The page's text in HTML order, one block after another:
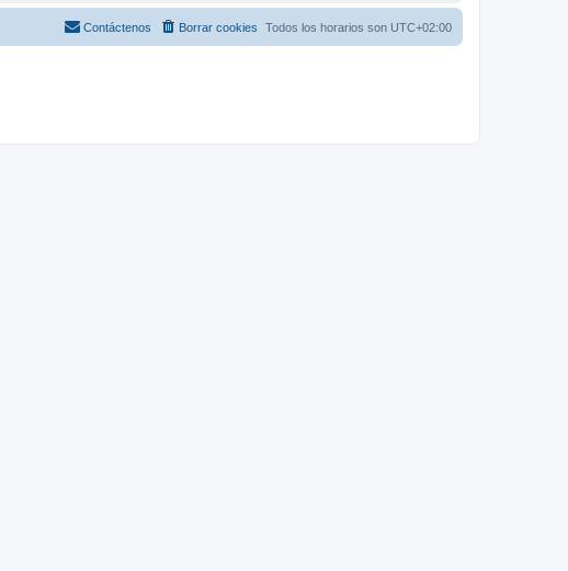
Todos los horarios son UTC+02:00
Borrar cookies
Contáctenos